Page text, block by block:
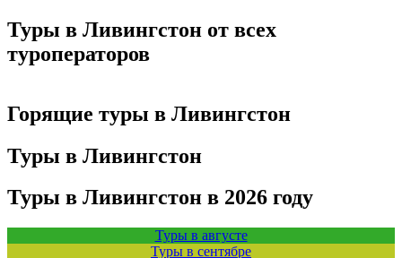
Туры в Ливингстон от всех
туроператоров
Горящие туры в Ливингстон
Туры в Ливингстон
Туры в Ливингстон в 2026 году
Туры в августе
Туры в сентябре